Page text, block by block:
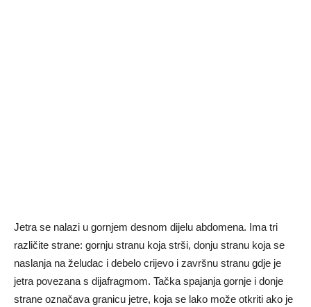
Jetra se nalazi u gornjem desnom dijelu abdomena. Ima tri
različite strane: gornju stranu koja strši, donju stranu koja se
naslanja na želudac i debelo crijevo i završnu stranu gdje je
jetra povezana s dijafragmom. Tačka spajanja gornje i donje
strane označava granicu jetre, koja se lako može otkriti ako je